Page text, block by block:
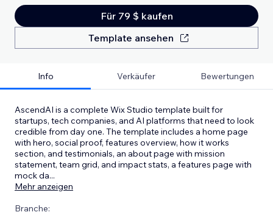
Für 79 $ kaufen
Template ansehen
Info Verkäufer Bewertungen
AscendAI is a complete Wix Studio template built for
startups, tech companies, and AI platforms that need to look
credible from day one. The template includes a home page
with hero, social proof, features overview, how it works
section, and testimonials, an about page with mission
statement, team grid, and impact stats, a features page with
mock da...
Mehr anzeigen
Branche: